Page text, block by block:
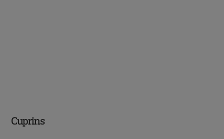
Cuprins